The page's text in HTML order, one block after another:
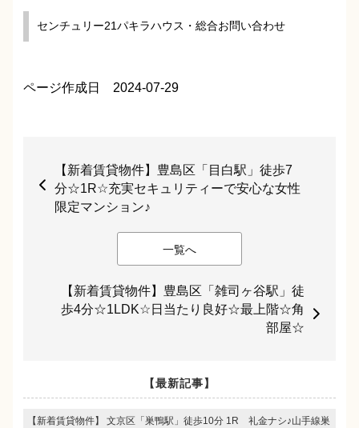
センチュリー21パキラハウス・総合お問い合わせ
ページ作成日 2024-07-29
【新着賃貸物件】豊島区「目白駅」徒歩7
分☆1R☆充実セキュリティーで安心な女性
限定マンション♪
一覧へ
【新着賃貸物件】豊島区「雑司ヶ谷駅」徒
歩4分☆1LDK☆日当たり良好☆最上階☆角
部屋☆
【最新記事】
【新着賃貸物件】 文京区「巣鴨駅」徒歩10分 1R 礼金ナシ♪山手線巣